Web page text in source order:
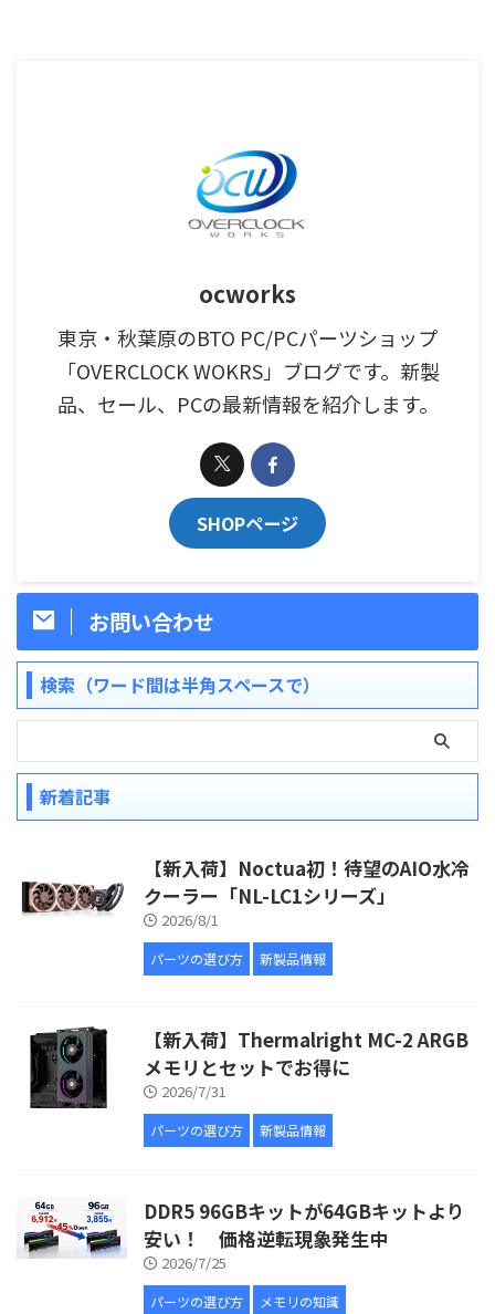
ocworks
東京・秋葉原のBTO PC/PCパーツショップ
「OVERCLOCK WOKRS」ブログです。新製
品、セール、PCの最新情報を紹介します。
SHOPページ
お問い合わせ
検索（ワード間は半角スペースで）
新着記事
【新入荷】Noctua初！待望のAIO水冷
クーラー「NL-LC1シリーズ」
2026/8/1
パーツの選び方 新製品情報
【新入荷】Thermalright MC-2 ARGB
メモリとセットでお得に
2026/7/31
パーツの選び方 新製品情報
DDR5 96GBキットが64GBキットより
安い！ 価格逆転現象発生中
2026/7/25
パーツの選び方 メモリの知識